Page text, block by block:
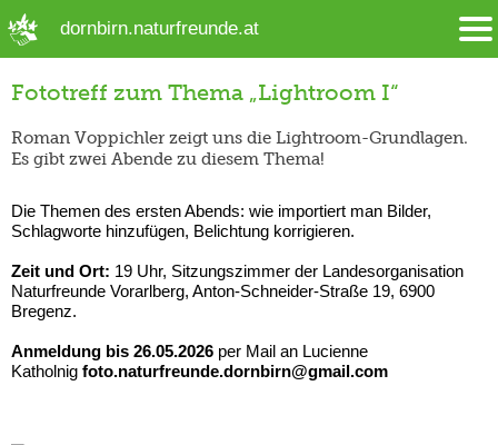
dornbirn.naturfreunde.at
Fototreff zum Thema „Lightroom I“
Roman Voppichler zeigt uns die Lightroom-Grundlagen.
Es gibt zwei Abende zu diesem Thema!
Die Themen des ersten Abends: wie importiert man Bilder,
Schlagworte hinzufügen, Belichtung korrigieren.
Zeit und Ort: 19 Uhr, Sitzungszimmer der Landesorganisation
Naturfreunde Vorarlberg, Anton-Schneider-Straße 19, 6900
Bregenz.
Anmeldung bis 26.05.2026 per Mail an Lucienne
Katholnig foto.naturfreunde.dornbirn@gmail.com